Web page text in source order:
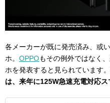
各メーカーが既に発売済み、或
ホ。 OPPOもその例外ではなく
ホを発表すると見られています。
は、来年に125W急速充電対応